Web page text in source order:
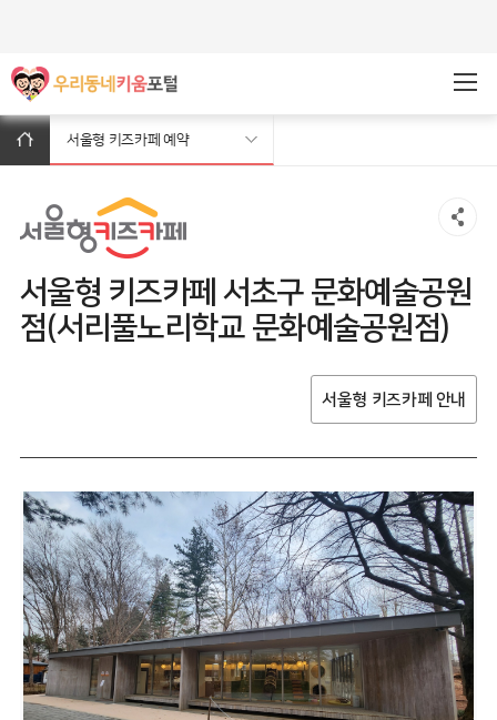
서울형 키즈카페 예약
서울형 키즈카페 서초구 문화예술공원
점(서리풀노리학교 문화예술공원점)
서울형 키즈카페 안내